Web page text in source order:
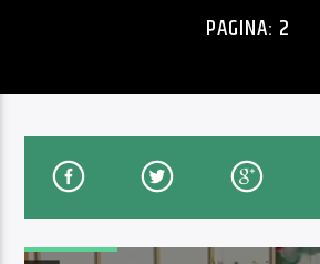
PAGINA: 2